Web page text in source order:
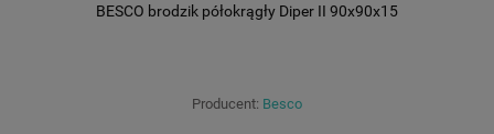
BESCO brodzik półokrągły Diper II 90x90x15
Producent: Besco